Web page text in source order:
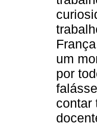
um
por
contar